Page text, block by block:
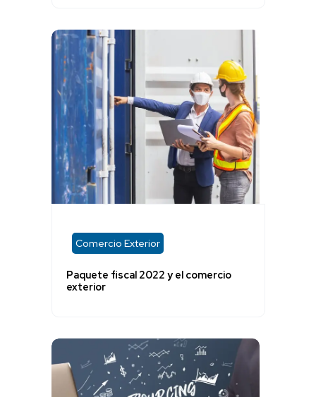
Comercio Exterior
Paquete fiscal 2022 y el comercio
exterior